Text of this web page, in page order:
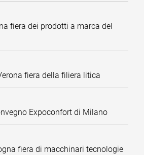
fiera dei prodotti a marca del
fiera della filiera litica
Expoconfort di Milano
fiera di macchinari tecnologie